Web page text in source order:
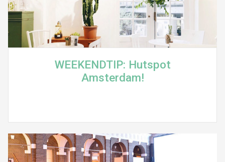
WEEKENDTIP: Hutspot
Amsterdam!